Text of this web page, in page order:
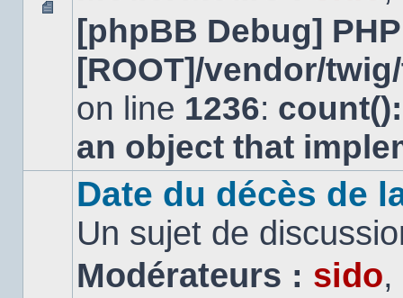
Aucun
message
non
[phpBB Debug]
[ROOT]/vendor/
on line 1236:
an object that
Date du décès de
Un sujet de
Modérateurs : sido,